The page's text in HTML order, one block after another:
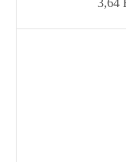
3,64